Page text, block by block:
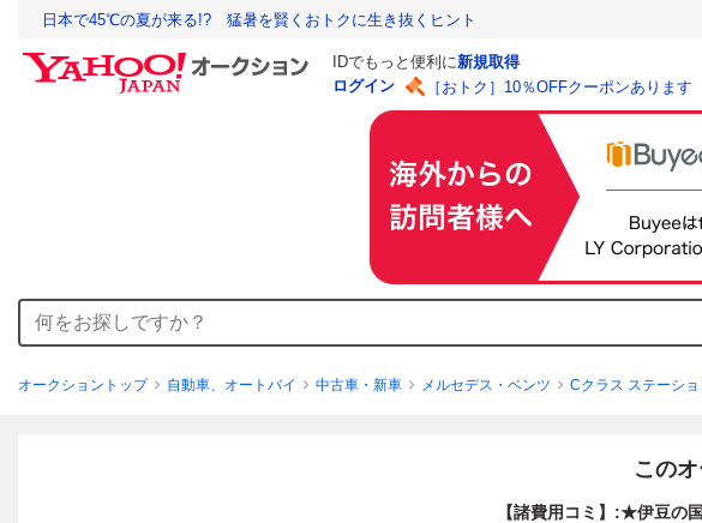
日本で45℃の夏が来る!? 猛暑を賢くおトクに生き抜くヒント
IDでもっと便利に新規取得
ログイン
［おトク］10％OFFクーポンあります
オークショントップ 自動車、オートバイ 中古車・新車 メルセデス・ベンツ Cクラス ステーシ
この
【諸費用コミ】:★伊豆の